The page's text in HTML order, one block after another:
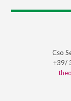
Cso
+39/